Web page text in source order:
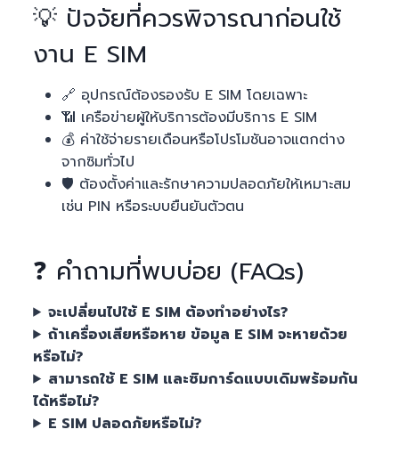
💡 ปัจจัยที่ควรพิจารณาก่อนใช้
งาน E SIM
🔗 อุปกรณ์ต้องรองรับ E SIM โดยเฉพาะ
📶 เครือข่ายผู้ให้บริการต้องมีบริการ E SIM
💰 ค่าใช้จ่ายรายเดือนหรือโปรโมชันอาจแตกต่าง
จากซิมทั่วไป
🛡️ ต้องตั้งค่าและรักษาความปลอดภัยให้เหมาะสม
เช่น PIN หรือระบบยืนยันตัวตน
❓ คำถามที่พบบ่อย (FAQs)
จะเปลี่ยนไปใช้ E SIM ต้องทำอย่างไร?
ถ้าเครื่องเสียหรือหาย ข้อมูล E SIM จะหายด้วย
หรือไม่?
สามารถใช้ E SIM และซิมการ์ดแบบเดิมพร้อมกัน
ได้หรือไม่?
E SIM ปลอดภัยหรือไม่?